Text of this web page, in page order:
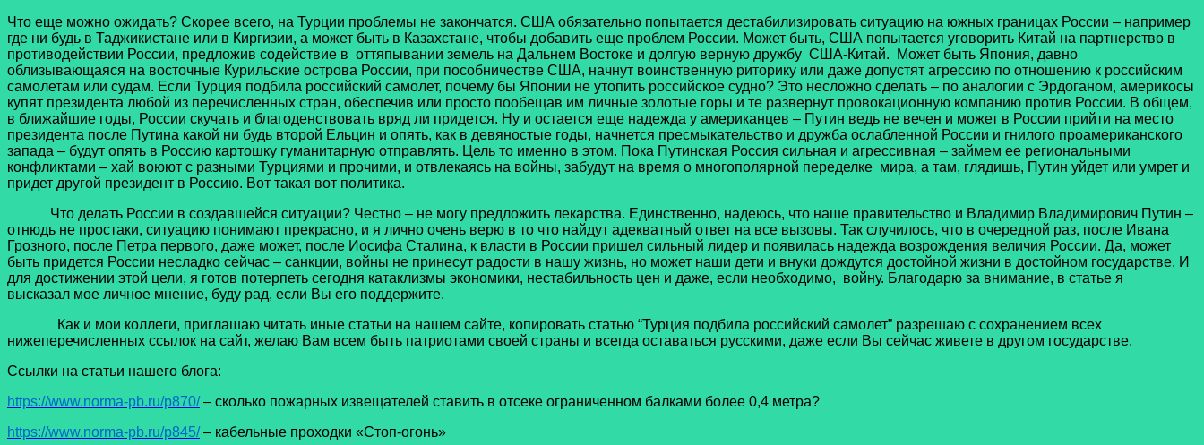
Что еще можно ожидать? Скорее всего, на Турции проблемы не закончатся. США обязательно попытается дестабилизировать ситуацию на южных границах России – например
где ни будь в Таджикистане или в Киргизии, а может быть в Казахстане, чтобы добавить еще проблем России. Может быть, США попытается уговорить Китай на партнерство в
противодействии России, предложив содействие в оттяпывании земель на Дальнем Востоке и долгую верную дружбу США-Китай. Может быть Япония, давно
облизывающаяся на восточные Курильские острова России, при пособничестве США, начнут воинственную риторику или даже допустят агрессию по отношению к российским
самолетам или судам. Если Турция подбила российский самолет, почему бы Японии не утопить российское судно? Это несложно сделать – по аналогии с Эрдоганом, америкосы
купят президента любой из перечисленных стран, обеспечив или просто пообещав им личные золотые горы и те развернут провокационную компанию против России. В общем,
в ближайшие годы, России скучать и благоденствовать вряд ли придется. Ну и остается еще надежда у американцев – Путин ведь не вечен и может в России прийти на место
президента после Путина какой ни будь второй Ельцин и опять, как в девяностые годы, начнется пресмыкательство и дружба ослабленной России и гнилого проамериканского
запада – будут опять в Россию картошку гуманитарную отправлять. Цель то именно в этом. Пока Путинская Россия сильная и агрессивная – займем ее региональными
конфликтами – хай воюют с разными Турциями и прочими, и отвлекаясь на войны, забудут на время о многополярной переделке мира, а там, глядишь, Путин уйдет или умрет и
придет другой президент в Россию. Вот такая вот политика.
Что делать России в создавшейся ситуации? Честно – не могу предложить лекарства. Единственно, надеюсь, что наше правительство и Владимир Владимирович Путин –
отнюдь не простаки, ситуацию понимают прекрасно, и я лично очень верю в то что найдут адекватный ответ на все вызовы. Так случилось, что в очередной раз, после Ивана
Грозного, после Петра первого, даже может, после Иосифа Сталина, к власти в России пришел сильный лидер и появилась надежда возрождения величия России. Да, может
быть придется России несладко сейчас – санкции, войны не принесут радости в нашу жизнь, но может наши дети и внуки дождутся достойной жизни в достойном государстве. И
для достижении этой цели, я готов потерпеть сегодня катаклизмы экономики, нестабильность цен и даже, если необходимо, войну. Благодарю за внимание, в статье я
высказал мое личное мнение, буду рад, если Вы его поддержите.
Как и мои коллеги, приглашаю читать иные статьи на нашем сайте, копировать статью “Турция подбила российский самолет” разрешаю с сохранением всех
нижеперечисленных ссылок на сайт, желаю Вам всем быть патриотами своей страны и всегда оставаться русскими, даже если Вы сейчас живете в другом государстве.
Ссылки на статьи нашего блога:
https://www.norma-pb.ru/p870/– сколько пожарных извещателей ставить в отсеке ограниченном балками более 0,4 метра?
https://www.norma-pb.ru/p845/– кабельные проходки «Стоп-огонь»